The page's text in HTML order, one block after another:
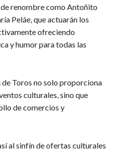
renombre como Antoñito
Peláe, que actuarán los
ofreciendo
y humor para todas las
Toros no solo proporciona
culturales, sino que
de comercios y
al sinfín de ofertas culturales